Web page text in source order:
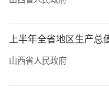
消费
多
“五一”假期
上半年全省地区生产总
山西省人民政府